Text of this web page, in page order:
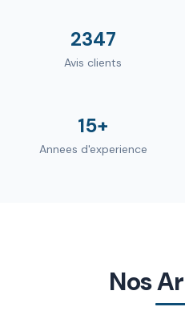
2347
Avis clients
15+
Annees d'experience
Nos